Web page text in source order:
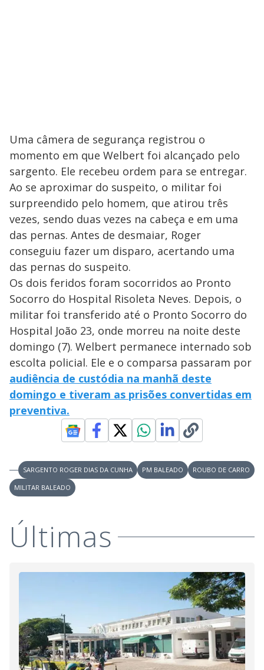
Uma câmera de segurança registrou o
momento em que Welbert foi alcançado pelo
sargento. Ele recebeu ordem para se entregar.
Ao se aproximar do suspeito, o militar foi
surpreendido pelo homem, que atirou três
vezes, sendo duas vezes na cabeça e em uma
das pernas. Antes de desmaiar, Roger
conseguiu fazer um disparo, acertando uma
das pernas do suspeito.
Os dois feridos foram socorridos ao Pronto
Socorro do Hospital Risoleta Neves. Depois, o
militar foi transferido até o Pronto Socorro do
Hospital João 23, onde morreu na noite deste
domingo (7). Welbert permanece internado sob
escolta policial. Ele e o comparsa passaram por
audiência de custódia na manhã deste
domingo e tiveram as prisões convertidas em
preventiva.
SARGENTO ROGER DIAS DA CUNHA PM BALEADO
ROUBO DE CARRO
MILITAR BALEADO
Últimas